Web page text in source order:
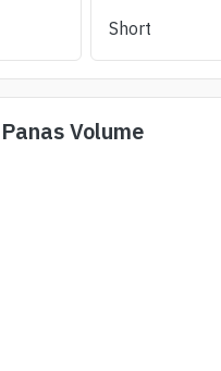
Short
Volume